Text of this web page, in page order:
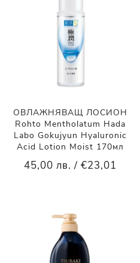
ОВЛАЖНЯВАЩ ЛОСИОН
Rohto Mentholatum Hada
Labo Gokujyun Hyaluronic
Acid Lotion Moist 170мл
45,00 лв. / €23,01